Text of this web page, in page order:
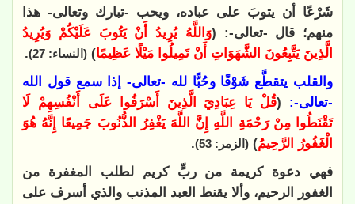
شَرْعًا أن يتوبَ على عباده، ويحب -تبارك وتعالى- هذا
منهم؛ قال -تعالى-: (وَاللَّهُ يُرِيدُ أَنْ يَتُوبَ عَلَيْكُمْ وَيُرِيدُ
الَّذِينَ يَتَّبِعُونَ الشَّهَوَاتِ أَنْ تَمِيلُوا مَيْلًا عَظِيمًا) (النساء: 27)
.
والقلب يتقطَّع شَوْقًا وحُبًّا لله -تعالى- إذا سمع قول الله
-تعالى-: (قُلْ يَا عِبَادِيَ الَّذِينَ أَسْرَفُوا عَلَى أَنْفُسِهِمْ لَا
تَقْنَطُوا مِنْ رَحْمَةِ اللَّهِ إِنَّ اللَّهَ يَغْفِرُ الذُّنُوبَ جَمِيعًا إِنَّهُ هُوَ
الْغَفُورُ الرَّحِيمُ) (الزمر: 53)
.
فهي دعوة كريمة من ربٍّ كريم لطلب المغفرة من
الغفور الرحيم، وألا يقنط العبد المذنب والذي أسرف على